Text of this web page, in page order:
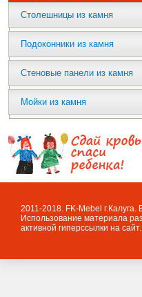
Столешницы из камня
Подоконники из камня
Стеновые панели из камня
Мойки из камня
2011-2018. FK-Mebel
Использование материала
активной гиперссылки на сайт.